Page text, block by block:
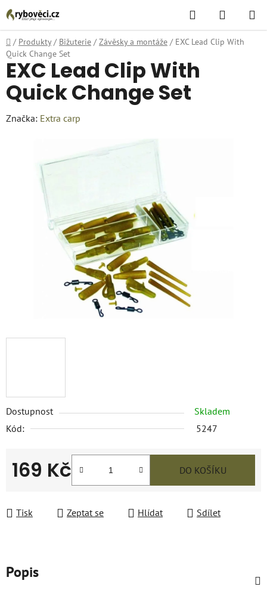
Přejít
na
obsah
Hledat
KOŠÍK
Domů
/ Produkty / Bižuterie / Závěsky a montáže / EXC Lead Clip With
Quick Change Set
Dostupnost
Skladem
Kód:
5247
169 Kč DO KOŠÍKU
Tisk Zeptat se Hlídat Sdílet
EXC Lead Clip With
Quick Change Set
Značka: Extra carp
Popis